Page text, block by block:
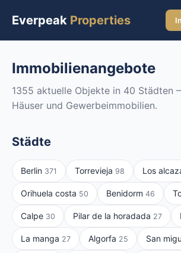
Everpeak Properties
Immobilienangebote
1355 aktuelle Objekte in 40 Städten
Häuser und Gewerbeimmobilien.
Städte
Berlin 371 Torrevieja 98 Los
Orihuela costa 50 Benidorm 46
Calpe 30 Pilar de la horadada 27
La manga 27 Algorfa 25 San